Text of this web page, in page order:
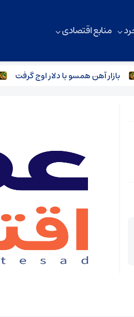
منابع اقتصادی
بازار آهن همسو با دلار اوج گرفت